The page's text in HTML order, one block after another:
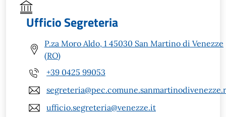
Ufficio Segreteria
P.za Moro Aldo, 1 45030 San Martino di Venezze
(RO)
+39 0425 99053
ufficio.segreteria@venezze.it